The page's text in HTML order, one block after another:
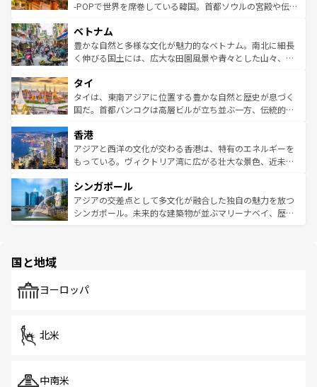
い。オーストラリアの多彩な魅力を存分に味わいつくそ
参照してほしい。
驚きをもたらしてくれる。また、奥深い台湾の食文化も魅
容にもいいと評判のスイーツなど、バラエティ豊かな料理
が味わえる。 なお、新着の台湾情報は コンテンツ一覧を参
照してほしい。
-POPで世界を席巻している韓国。首都ソウルの宮殿や伝統
き、地方に足を延ばせば四季折々の自然美を楽しむことが
できる。そして、キムチや焼肉、絶品のストリートフード
まで、さまざまな韓国料理が待っている。夜には、韓国な
リティに包まれながら、韓国の多彩な魅力を心ゆくまで味
わってみてほしい。 なお、新着の韓国情報はコンテンツ一
覧を参照してほしい。
ベトナム
豊かな自然と多様な文化が魅力的なベトナム。南北に細長
く伸びる国土には、広大な田園風景や青々とした山々、世
急速な発展と共に伝統が息づく。ハノイの古い町並みやホ
ーチミン市のフランス統治時代の建物も、独特の雰囲気を
醸し出している。また、バラエティの豊かさとおいしさで
とつ。フォーやバインミー、ベトナムコーヒーなどは、ぜ
ひ現地で味わいたい。どの地域を訪れてもあたたかい人々
が旅行者を迎えてくれるので、きっと忘れられない旅にな
参照してほしい。
タイ
タイは、東南アジアに位置する豊かな自然と歴史が息づく
国だ。首都バンコクは高層ビルが立ち並ぶ一方、伝統的な
の活気が交差している。北部ではチェンマイなどの山岳地
帯で自然と触れ合い、南部ではプーケットやクラビの美し
いビーチでリゾート気分を楽しむことができる。タイ料理
激する。気候は一年中温暖で、どの季節にも異なる楽しみ
が待っている。親しみやすいタイの人々、仏教を中心とし
た文化、そして多様な観光資源が、訪れる旅人を魅了し続
香港
アジアと西洋の文化が交わる香港は、特有のエネルギーを
もっている。ヴィクトリア湾に広がる壮大な景色、近未来
み、どこを訪れても感動するはず。観光スポットが密集し
ており、効率よく見どころを回れるのも魅力。息をのむよ
うな絶景から文化的な体験まで、香港を存分に楽しみ尽く
シンガポール
アジアの交差点として多文化が融合した独自の魅力を放つ
シンガポール。未来的な建築物が並ぶマリーナベイ、歴史
で、ホーカーズは地元の風情を楽しめる外せないスポット
国と地域
ヨーロッパ
北米
中南米